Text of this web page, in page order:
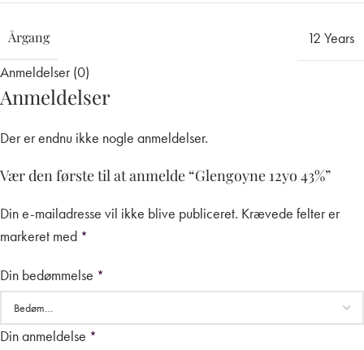
Årgang
12 Years
Anmeldelser (0)
Anmeldelser
Der er endnu ikke nogle anmeldelser.
Vær den første til at anmelde “Glengoyne 12yo 43%”
Din e-mailadresse vil ikke blive publiceret. Krævede felter er
markeret med *
Din bedømmelse *
Din anmeldelse *